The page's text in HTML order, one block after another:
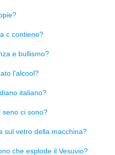
c contiene?
e bullismo?
l'alcool?
italiano?
seno ci sono?
sul vetro della macchina?
che esplode il Vesuvio?